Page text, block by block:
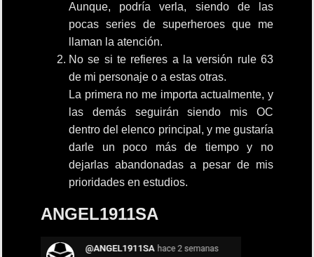
Aunque, podría verla, siendo de las
pocas series de superheroes que me
llaman la atención.
No se si te refieres a la versión rule 63
de mi personaje o a estas otras.
La primera no me importa actualmente, y
las demás seguirán siendo mis OC
dentro del elenco principal, y me gustaría
darle un poco más de tiempo y no
dejarlas abandonadas a pesar de mis
prioridades en estudios.
ANGEL1911SA